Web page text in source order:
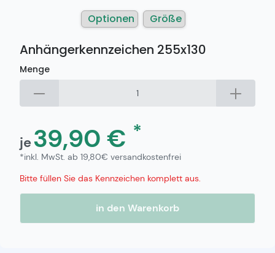
Optionen Größe
Anhängerkennzeichen 255x130
Menge
je39,90 € *
*inkl. MwSt. ab 19,80€ versandkostenfrei
Bitte füllen Sie das Kennzeichen komplett aus.
in den Warenkorb